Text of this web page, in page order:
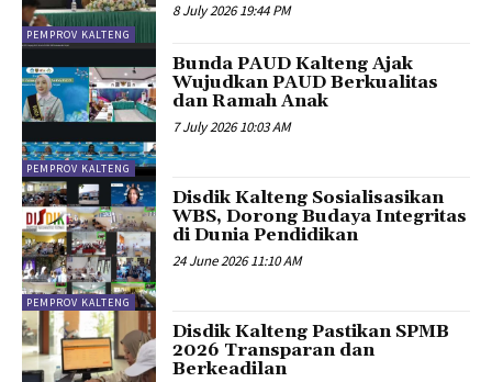
PEMPROV KALTENG
8 July 2026 19:44 PM
PEMPROV KALTENG
Bunda PAUD Kalteng Ajak
Wujudkan PAUD Berkualitas
dan Ramah Anak
7 July 2026 10:03 AM
PEMPROV KALTENG
Disdik Kalteng Sosialisasikan
WBS, Dorong Budaya Integritas
di Dunia Pendidikan
24 June 2026 11:10 AM
Disdik Kalteng Pastikan SPMB
2026 Transparan dan
Berkeadilan